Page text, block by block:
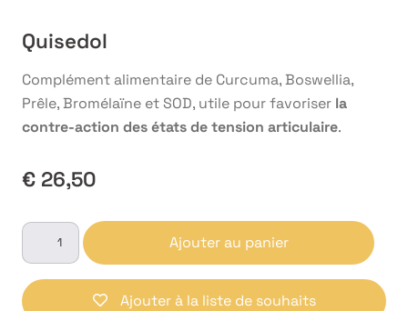
Quisedol
Complément alimentaire de Curcuma, Boswellia,
Prêle, Bromélaïne et SOD, utile pour favoriser la
contre-action des états de tension articulaire.
€ 26,50
quantité
de
Quisedol
Ajouter au panier
Ajouter à la liste de souhaits